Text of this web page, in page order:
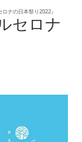
ナの日本祭り2022』
セロナ